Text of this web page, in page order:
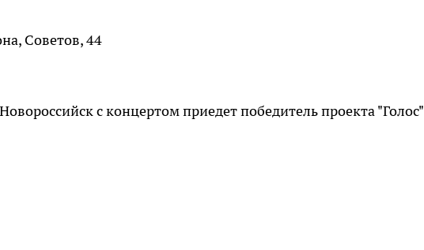
Советов, 44
с концертом приедет победитель проекта "Голос"